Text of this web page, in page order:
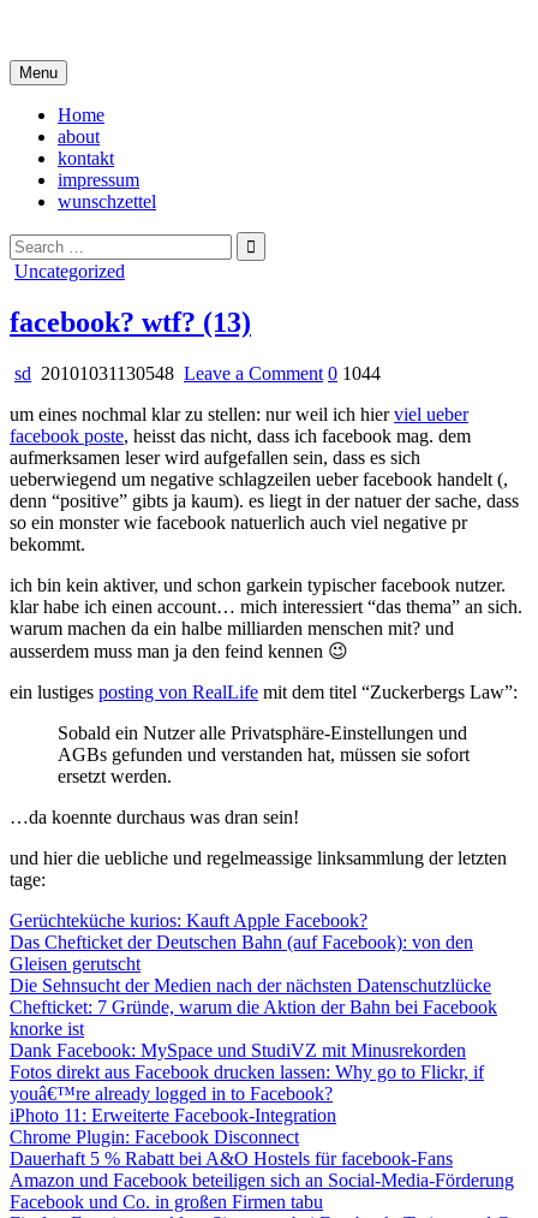
content
Menu
Home
about
kontakt
impressum
wunschzettel
Search
for:
Posted
Uncategorized
facebook? wtf? (13)
sd 20101031130548 Leave a Commenton
wtf?
(13)
0 1044
um eines nochmal klar zu stellen: nur weil ich hierviel ueber
facebook poste, heisst das nicht, dass ich facebook mag. dem
aufmerksamen leser wird aufgefallen sein, dass es sich
ueberwiegend um negative schlagzeilen ueber facebook handelt (,
denn “positive” gibts ja kaum). es liegt in der natuer der sache, dass
so ein monster wie facebook natuerlich auch viel negative pr
bekommt.
ich bin kein aktiver, und schon garkein typischer facebook nutzer.
klar habe ich einen account… mich interessiert “das thema” an sich.
warum machen da ein halbe milliarden menschen mit? und
ausserdem muss man ja den feind kennen 😉
ein lustiges posting von RealLife mit dem titel “Zuckerbergs Law”:
Sobald ein Nutzer alle Privatsphäre-Einstellungen und
AGBs gefunden und verstanden hat, müssen sie sofort
ersetzt werden.
…da koennte durchaus was dran sein!
und hier die uebliche und regelmeassige linksammlung der letzten
tage:
Gerüchteküche kurios: Kauft Apple Facebook?
Das Chefticket der Deutschen Bahn (auf Facebook): von den
Gleisen gerutscht
Die Sehnsucht der Medien nach der nächsten Datenschutzlücke
Chefticket: 7 Gründe, warum die Aktion der Bahn bei Facebook
knorke ist
Dank Facebook: MySpace und StudiVZ mit Minusrekorden
Fotos direkt aus Facebook drucken lassen: Why go to Flickr, if
youâ€™re already logged in to Facebook?
iPhoto 11: Erweiterte Facebook-Integration
Chrome Plugin: Facebook Disconnect
Dauerhaft 5 % Rabatt bei A&O Hostels für facebook-Fans
Amazon und Facebook beteiligen sich an Social-Media-Förderung
Facebook und Co. in großen Firmen tabu